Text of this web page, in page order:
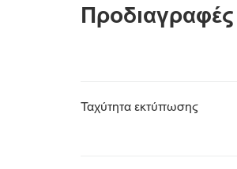
Ταχύτητα εκτύπωσης